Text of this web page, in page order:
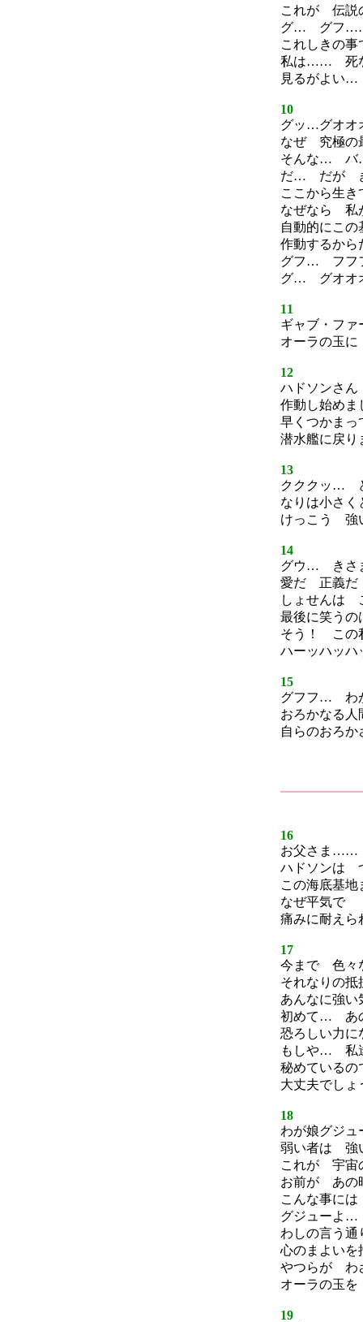
これが 伝説
グ… グフ
これしきの
私は…… 死
見るがよい
10
グッ…グオ
なぜ 究極の
そんな…
だ… だが
ここから生
なぜなら 私
自動的にこ
作動するか
グフ… フ
グ… グオ
11
ギャブ・ファ
オーラの玉
12
ハドソンさん
作動し始めま
早くつかまっ
潜水艦に戻り
13
クククッ…
なりは小さ
けっこう 強
14
グウ… きさ
愛だ 正義だ
しょせんは
最後に笑う
そう！ この
ハーッハッハ
15
グフフ… わ
おろかなる
自らのおろ
16
お父さま……
ハドソンは
この海底基
なぜ平気で
痛みに耐え
17
今まで 色々
それなりの
あんなに強い
初めて… あ
恐ろしい力に
もしや… 私
秘めている
大丈夫でし
18
わが娘グジ
弱い者は 強
これが 宇
お前が あの
こんな事に
グジューよ
わしの言う通
心のまよい
やつらが わ
オーラの玉
19